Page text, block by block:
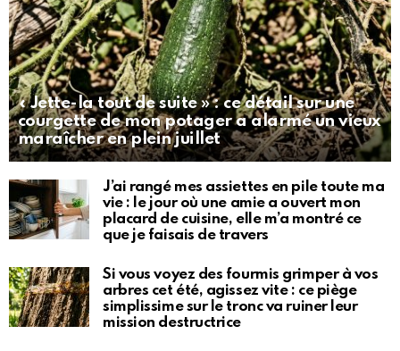
« Jette-la tout de suite » : ce détail sur une
courgette de mon potager a alarmé un vieux
maraîcher en plein juillet
J’ai rangé mes assiettes en pile toute ma
vie : le jour où une amie a ouvert mon
placard de cuisine, elle m’a montré ce
que je faisais de travers
Si vous voyez des fourmis grimper à vos
arbres cet été, agissez vite : ce piège
simplissime sur le tronc va ruiner leur
mission destructrice